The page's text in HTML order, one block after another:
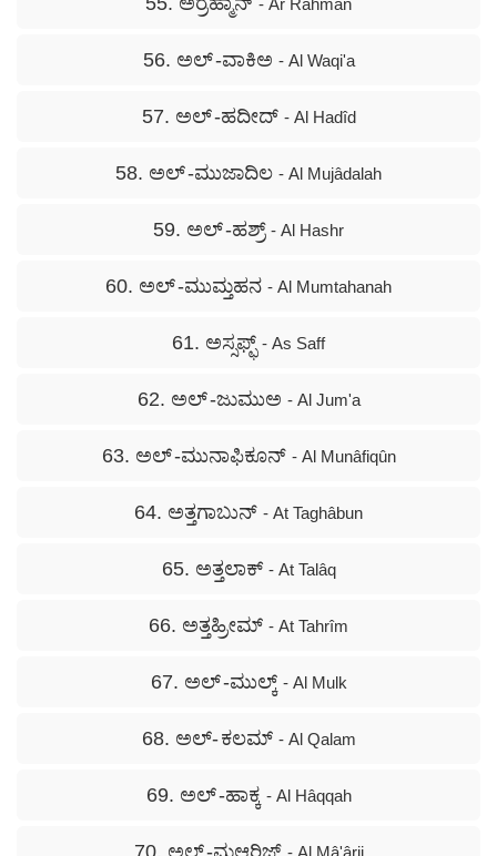
56. ಅಲ್ -ವಾಕಿಅ - Al Waqi'a
57. ಅಲ್ -ಹದೀದ್ - Al Hadîd
58. ಅಲ್ -ಮುಜಾದಿಲ - Al Mujâdalah
59. ಅಲ್ -ಹಶ್ರ್ - Al Hashr
60. ಅಲ್ -ಮುಮ್ತಹನ - Al Mumtahanah
61. ಅಸ್ಸಫ್ಫ್ - As Saff
62. ಅಲ್ -ಜುಮುಅ - Al Jum'a
63. ಅಲ್ -ಮುನಾಫಿಕೂನ್ - Al Munâfiqûn
64. ಅತ್ತಗಾಬುನ್ - At Taghâbun
65. ಅತ್ತಲಾಕ್ - At Talâq
66. ಅತ್ತಹ್ರೀಮ್ - At Tahrîm
67. ಅಲ್ -ಮುಲ್ಕ್ - Al Mulk
68. ಅಲ್- ಕಲಮ್ - Al Qalam
69. ಅಲ್ -ಹಾಕ್ಕ - Al Hâqqah
70. ಅಲ್ -ಮಆರಿಜ್ - Al Mâ'ârij